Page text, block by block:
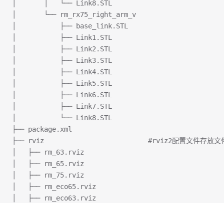
│       │   └── Link8.STL
│       └── rm_rx75_right_arm_v
│           ├── base_link.STL
│           ├── Link1.STL
│           ├── Link2.STL
│           ├── Link3.STL
│           ├── Link4.STL
│           ├── Link5.STL
│           ├── Link6.STL
│           ├── Link7.STL
│           └── Link8.STL
├── package.xml
├── rviz                          #rviz2配置文件存放文
│   ├── rm_63.rviz
│   ├── rm_65.rviz
│   ├── rm_75.rviz
│   ├── rm_eco65.rviz
│   ├── rm_eco63.rviz